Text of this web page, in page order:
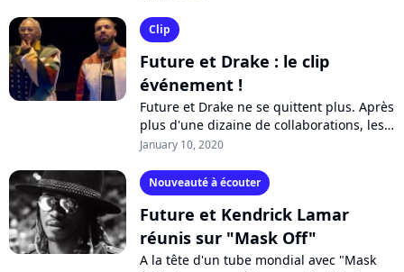
Clip
Future et Drake : le clip
événement !
Future et Drake ne se quittent plus. Après
plus d'une dizaine de collaborations, les
deux rappeurs récidivent sur le percutant
January 10, 2020
Nouveauté à écouter
Future et Kendrick Lamar
réunis sur "Mask Off"
A la tête d'un tube mondial avec "Mask